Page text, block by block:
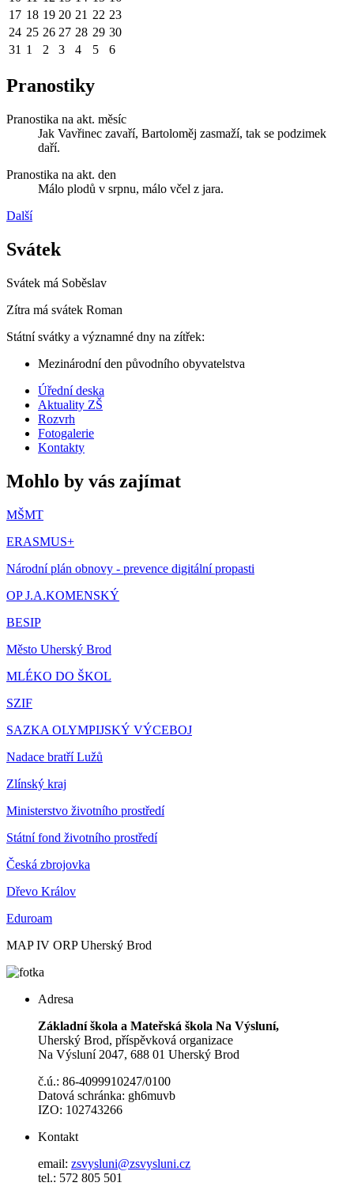
17 18 19 20 21 22 23
24 25 26 27 28 29 30
31 1 2 3 4 5 6
Pranostiky
Pranostika na akt. měsíc
Jak Vavřinec zavaří, Bartoloměj zasmaží, tak se podzimek
daří.
Pranostika na akt. den
Málo plodů v srpnu, málo včel z jara.
Další
Svátek
Svátek má Soběslav
Zítra má svátek Roman
Státní svátky a významné dny na zítřek:
Mezinárodní den původního obyvatelstva
Úřední deska
Aktuality ZŠ
Rozvrh
Fotogalerie
Kontakty
Mohlo by vás zajímat
MŠMT
ERASMUS+
Národní plán obnovy - prevence digitální propasti
OP J.A.KOMENSKÝ
BESIP
Město Uherský Brod
MLÉKO DO ŠKOL
SZIF
SAZKA OLYMPIJSKÝ VÝCEBOJ
Nadace bratří Lužů
Zlínský kraj
Ministerstvo životního prostředí
Státní fond životního prostředí
Česká zbrojovka
Dřevo Králov
Eduroam
MAP IV ORP Uherský Brod
Adresa
Základní škola a Mateřská škola Na Výsluní,
Uherský Brod, příspěvková organizace
Na Výsluní 2047, 688 01 Uherský Brod
č.ú.: 86-4099910247/0100
Datová schránka: gh6muvb
IZO: 102743266
Kontakt
email: zsvysluni@zsvysluni.cz
tel.: 572 805 501